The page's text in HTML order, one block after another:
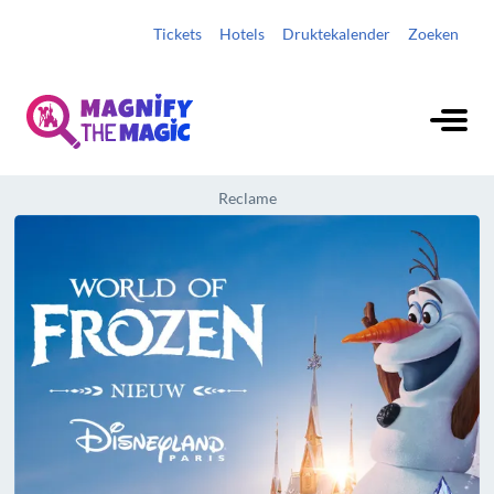
Tickets Hotels Druktekalender Zoeken
Reclame